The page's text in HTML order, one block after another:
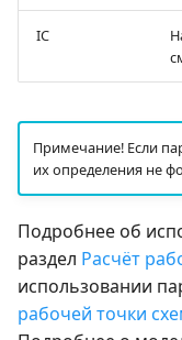
IC
Примечание! Если
их определения не
Подробнее об
раздел Расчёт
использовании
рабочей точки